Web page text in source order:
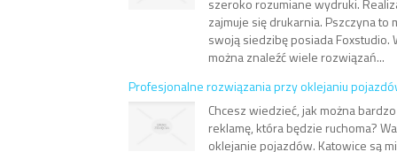
szeroko rozumiane wydruki.
zajmuje się drukarnia. Pszczyna to
swoją siedzibę posiada Foxstudio.
można znaleźć wiele rozwiązań...
Profesjonalne rozwiązania przy oklejaniu
Chcesz wiedzieć, jak można
reklamę, która będzie ruchoma?
oklejanie pojazdów. Katowice są